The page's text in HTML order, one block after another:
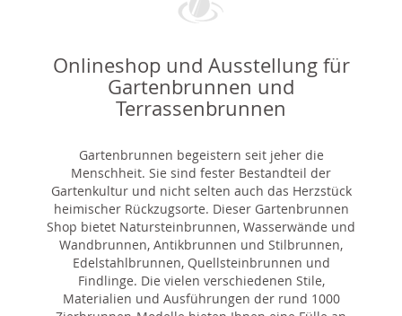
Onlineshop und Ausstellung für
Gartenbrunnen und
Terrassenbrunnen
Gartenbrunnen begeistern seit jeher die
Menschheit. Sie sind fester Bestandteil der
Gartenkultur und nicht selten auch das Herzstück
heimischer Rückzugsorte. Dieser Gartenbrunnen
Shop bietet Natursteinbrunnen, Wasserwände und
Wandbrunnen, Antikbrunnen und Stilbrunnen,
Edelstahlbrunnen, Quellsteinbrunnen und
Findlinge. Die vielen verschiedenen Stile,
Materialien und Ausführungen der rund 1000